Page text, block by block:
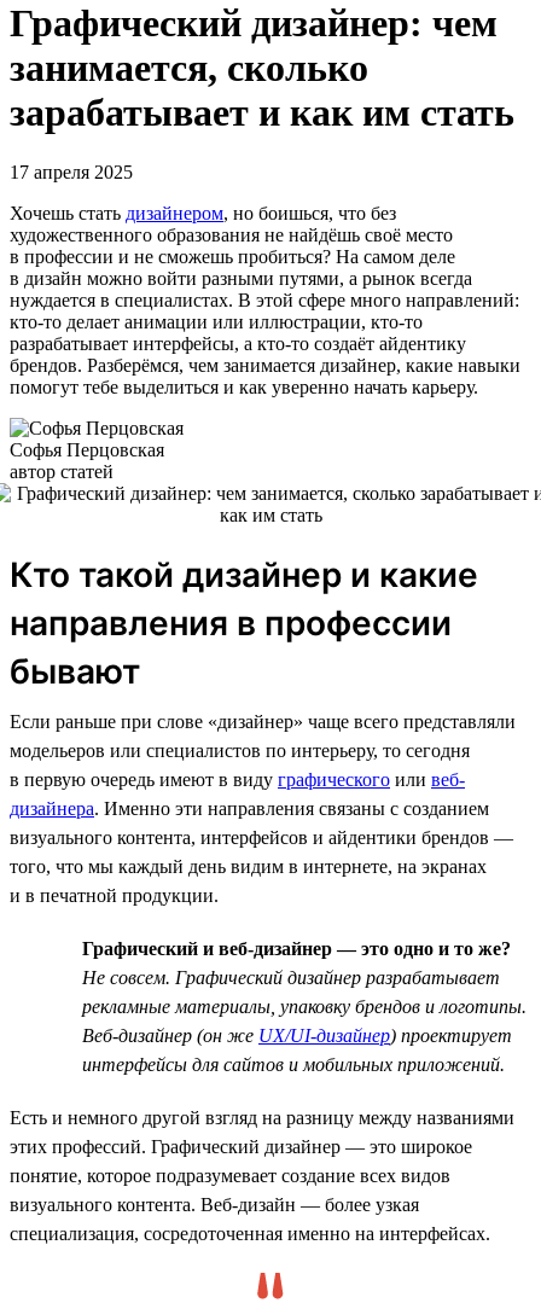
Графический дизайнер: чем
занимается, сколько
зарабатывает и как им стать
17 апреля 2025
Хочешь стать дизайнером, но боишься, что без
художественного образования не найдёшь своё место
в профессии и не сможешь пробиться? На самом деле
в дизайн можно войти разными путями, а рынок всегда
нуждается в специалистах. В этой сфере много направлений:
кто-то делает анимации или иллюстрации, кто-то
разрабатывает интерфейсы, а кто-то создаёт айдентику
брендов. Разберёмся, чем занимается дизайнер, какие навыки
помогут тебе выделиться и как уверенно начать карьеру.
Софья Перцовская
автор статей
Кто такой дизайнер и какие
направления в профессии
бывают
Если раньше при слове «дизайнер» чаще всего представляли
модельеров или специалистов по интерьеру, то сегодня
в первую очередь имеют в виду графического или веб-
дизайнера. Именно эти направления связаны с созданием
визуального контента, интерфейсов и айдентики брендов —
того, что мы каждый день видим в интернете, на экранах
и в печатной продукции.
Графический и веб-дизайнер — это одно и то же?
Не совсем. Графический дизайнер разрабатывает
рекламные материалы, упаковку брендов и логотипы.
Веб-дизайнер (он же UX/UI-дизайнер) проектирует
интерфейсы для сайтов и мобильных приложений.
Есть и немного другой взгляд на разницу между названиями
этих профессий. Графический дизайнер — это широкое
понятие, которое подразумевает создание всех видов
визуального контента. Веб-дизайн — более узкая
специализация, сосредоточенная именно на интерфейсах.